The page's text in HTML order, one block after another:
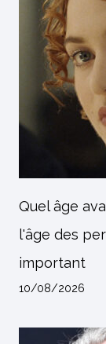
Quel âge
l'âge des
important
10/08/2026